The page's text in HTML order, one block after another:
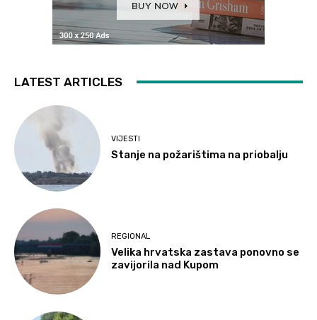
LATEST ARTICLES
VIJESTI
Stanje na požarištima na priobalju
REGIONAL
Velika hrvatska zastava ponovno se
zavijorila nad Kupom